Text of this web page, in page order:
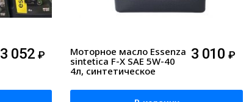
3 052 ₽
Моторное масло Essenza
sintetica F-X SAE 5W-40
4л, синтетическое
3 010₽